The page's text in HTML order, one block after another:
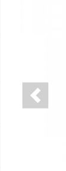
Previous